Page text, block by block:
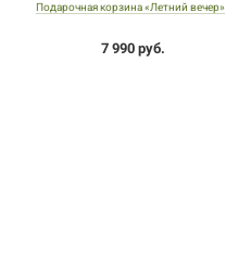
Подарочная корзина «Летний вечер»
7 990 руб.